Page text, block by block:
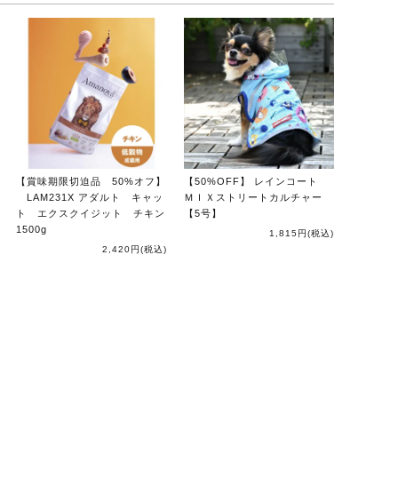
【賞味期限切迫品 50%オフ】
LAM231X アダルト キャッ
ト エクスクイジット チキン
1500g
2,420円(税込)
【50%OFF】 レインコート
ＭＩＸストリートカルチャー
【5号】
1,815円(税込)